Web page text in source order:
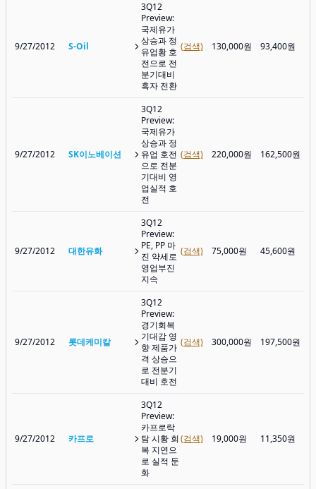
9/27/2012 S-Oil
3Q12
Preview:
국제유가
상승과 정
유업황 호
전으로 전
분기대비
흑자 전환
(검색) 130,000원 93,400원
9/27/2012 SK이노베이션
3Q12
Preview:
국제유가
상승과 정
유업 호전
으로 전분
기대비 영
업실적 호
전
(검색) 220,000원 162,500원
9/27/2012 대한유화
3Q12
Preview:
PE, PP 마
진 약세로
영업부진
지속
(검색) 75,000원 45,600원
9/27/2012 롯데케미칼
3Q12
Preview:
경기회복
기대감 영
향 제품가
격 상승으
로 전분기
대비 호전
(검색) 300,000원 197,500원
9/27/2012 카프로
3Q12
Preview:
카프로락
탐 시황 회
복 지연으
로 실적 둔
화
(검색) 19,000원 11,350원